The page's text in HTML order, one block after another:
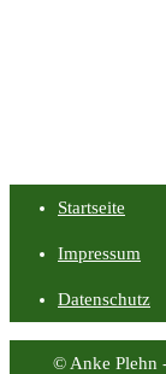
Startseite
Impressum
Datenschutz
© Anke Plehn